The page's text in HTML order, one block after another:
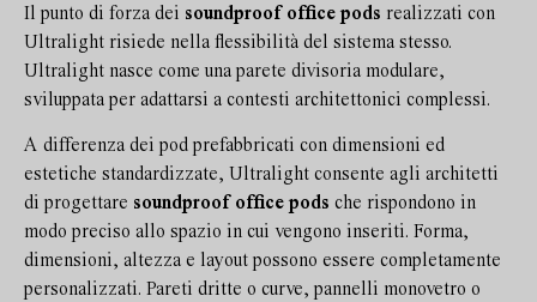
Il punto di forza dei soundproof office pods realizzati con
Ultralight risiede nella flessibilità del sistema stesso.
Ultralight nasce come una parete divisoria modulare,
sviluppata per adattarsi a contesti architettonici complessi.
A differenza dei pod prefabbricati con dimensioni ed
estetiche standardizzate, Ultralight consente agli architetti
di progettare soundproof office pods che rispondono in
modo preciso allo spazio in cui vengono inseriti. Forma,
dimensioni, altezza e layout possono essere completamente
personalizzati. Pareti dritte o curve, pannelli monovetro o